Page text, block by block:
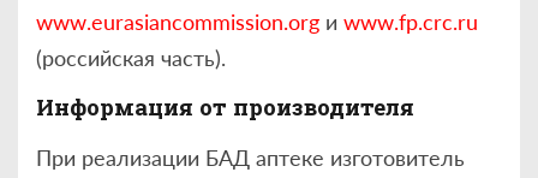
www.eurasiancommission.org и www.fp.crc.ru
(российская часть).
Информация от производителя
При реализации БАД аптеке изготовитель